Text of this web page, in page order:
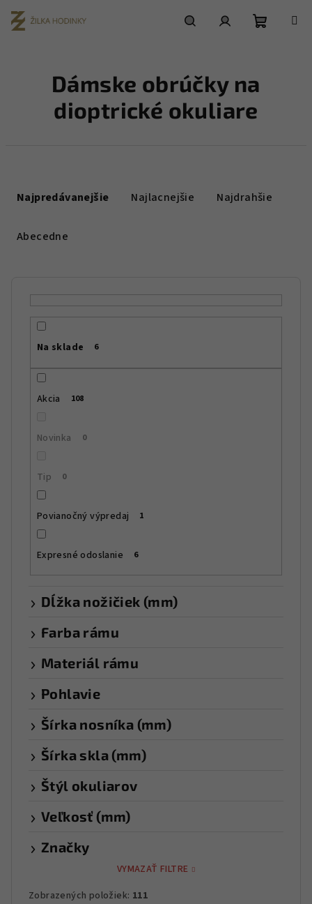
obsah
košík
Dámske obrúčky na
dioptrické okuliare
Najpredávanejšie Najlacnejšie Najdrahšie
Abecedne
Na sklade 6
Akcia 108
Novinka 0
Tip 0
Povianočný výpredaj 1
Expresné odoslanie 6
Značky
Dĺžka nožičiek (mm)
Farba rámu
Materiál rámu
Pohlavie
Šírka nosníka (mm)
Šírka skla (mm)
Štýl okuliarov
Veľkosť (mm)
VYMAZAŤ FILTRE
Zobrazených položiek: 111